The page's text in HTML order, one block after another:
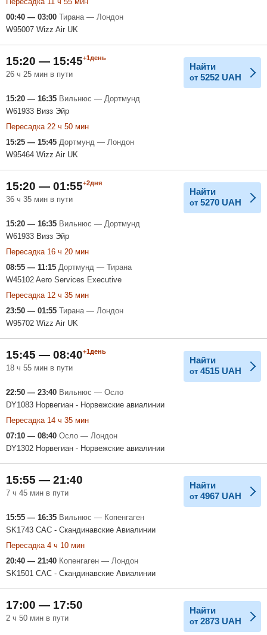
00:40 — 03:00 Тирана — Лондон
W95007 Wizz Air UK
15:20 — 15:45+1день
26 ч 25 мин в пути
Найти
от 5252 UAH
15:20 — 16:35 Вильнюс — Дортмунд
W61933 Визз Эйр
Пересадка 22 ч 50 мин
15:25 — 15:45 Дортмунд — Лондон
W95464 Wizz Air UK
15:20 — 01:55+2дня
36 ч 35 мин в пути
Найти
от 5270 UAH
15:20 — 16:35 Вильнюс — Дортмунд
W61933 Визз Эйр
Пересадка 16 ч 20 мин
08:55 — 11:15 Дортмунд — Тирана
W45102 Aero Services Executive
Пересадка 12 ч 35 мин
23:50 — 01:55 Тирана — Лондон
W95702 Wizz Air UK
15:45 — 08:40+1день
18 ч 55 мин в пути
Найти
от 4515 UAH
22:50 — 23:40 Вильнюс — Осло
DY1083 Норвегиан - Норвежские авиалинии
Пересадка 14 ч 35 мин
07:10 — 08:40 Осло — Лондон
DY1302 Норвегиан - Норвежские авиалинии
15:55 — 21:40
7 ч 45 мин в пути
Найти
от 4967 UAH
15:55 — 16:35 Вильнюс — Копенгаген
SK1743 САС - Скандинавские Авиалинии
Пересадка 4 ч 10 мин
20:40 — 21:40 Копенгаген — Лондон
SK1501 САС - Скандинавские Авиалинии
17:00 — 17:50
2 ч 50 мин в пути
Найти
от 2873 UAH